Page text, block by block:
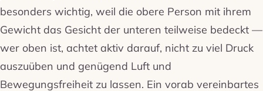
besonders wichtig, weil die obere Person mit ihrem
Gewicht das Gesicht der unteren teilweise bedeckt —
wer oben ist, achtet aktiv darauf, nicht zu viel Druck
auszuüben und genügend Luft und
Bewegungsfreiheit zu lassen. Ein vorab vereinbartes